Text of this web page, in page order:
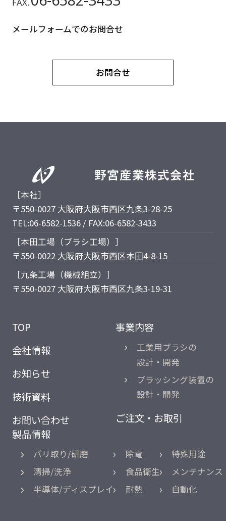
FAX.
メールフォームでのお問合せ
お問合せ
［本社］
〒550-0027 大阪府大阪市西区九条3-28-25
TEL:06-6582-1536 / FAX:06-6582-3433
［本田工場（ブラシ工場）］
〒550-0022 大阪府大阪市西区本田4-8-15
［九条工場（機械組立）］
〒550-0027 大阪府大阪市西区九条3-19-31
TOP
会社情報
お知らせ
技術資料
お問い合わせ
事業内容
工業用ブラシの
設計・開発
ブラッシング装置の
設計・開発
ご注文・お取引
製品情報
バリ取り/研磨
清掃/洗浄
半導体/ディスプレイ
除電
食品衛生
耐熱
特殊用途
メンテナンス
自動化